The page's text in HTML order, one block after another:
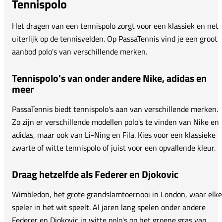
Tennispolo
Het dragen van een tennispolo zorgt voor een klassiek en net
uiterlijk op de tennisvelden. Op PassaTennis vind je een groot
aanbod polo's van verschillende merken.
Tennispolo's van onder andere Nike, adidas en
meer
PassaTennis biedt tennispolo's aan van verschillende merken.
Zo zijn er verschillende modellen polo's te vinden van Nike en
adidas, maar ook van Li-Ning en Fila. Kies voor een klassieke
zwarte of witte tennispolo of juist voor een opvallende kleur.
Draag hetzelfde als Federer en Djokovic
Wimbledon, het grote grandslamtoernooi in London, waar elke
speler in het wit speelt. Al jaren lang spelen onder andere